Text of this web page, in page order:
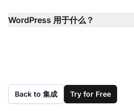
WordPress 用于什么？
Back to 集成 Try for Free